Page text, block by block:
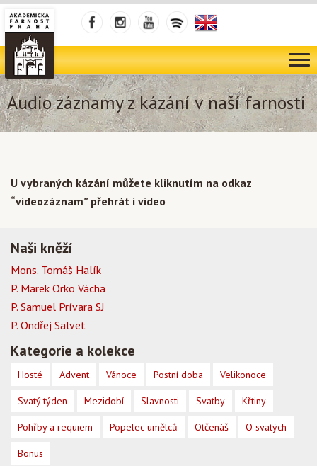
Audio záznamy z kázání v naší farnosti
U vybraných kázání můžete kliknutím na odkaz
“videozáznam” přehrát i video
Naši kněží
Mons. Tomáš Halík
P. Marek Orko Vácha
P. Samuel Prívara SJ
P. Ondřej Salvet
Kategorie a kolekce
Hosté Advent Vánoce Postní doba Velikonoce
Svatý týden Mezidobí Slavnosti Svatby Křtiny
Pohřby a requiem Popelec umělců Otčenáš O svatých
Bonus